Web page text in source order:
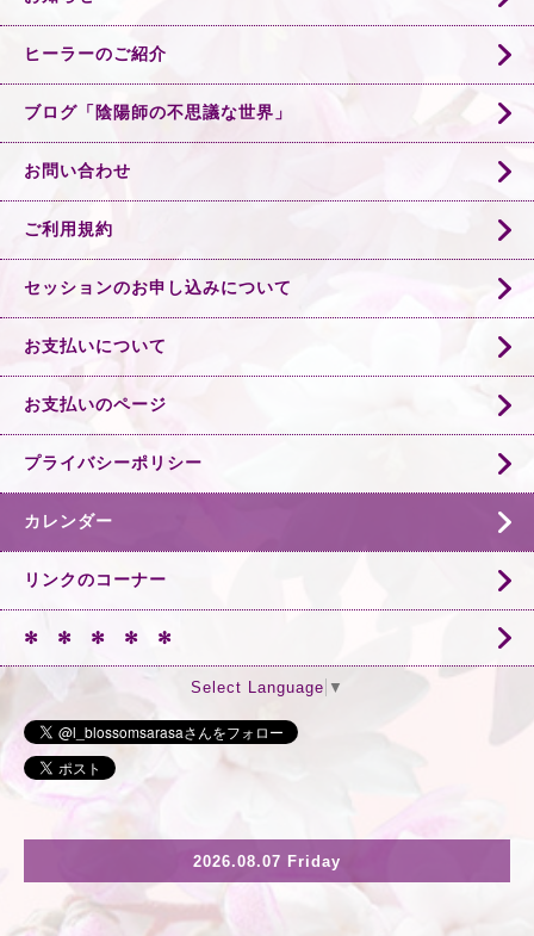
ヒーラーのご紹介
ブログ「陰陽師の不思議な世界」
お問い合わせ
ご利用規約
セッションのお申し込みについて
お支払いについて
お支払いのページ
プライバシーポリシー
カレンダー
リンクのコーナー
✻ ✻ ✻ ✻ ✻
Select Language ▼
2026.08.07 Friday